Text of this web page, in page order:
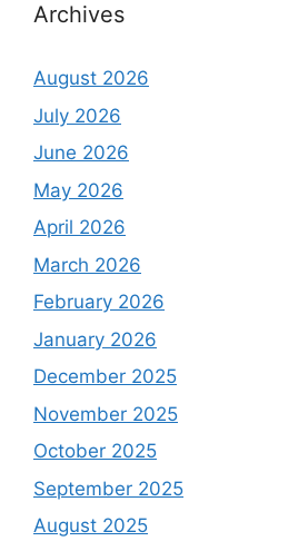
Archives
August 2026
July 2026
June 2026
May 2026
April 2026
March 2026
February 2026
January 2026
December 2025
November 2025
October 2025
September 2025
August 2025